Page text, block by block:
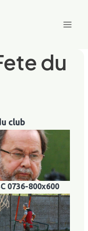
du
club
0736-800x600